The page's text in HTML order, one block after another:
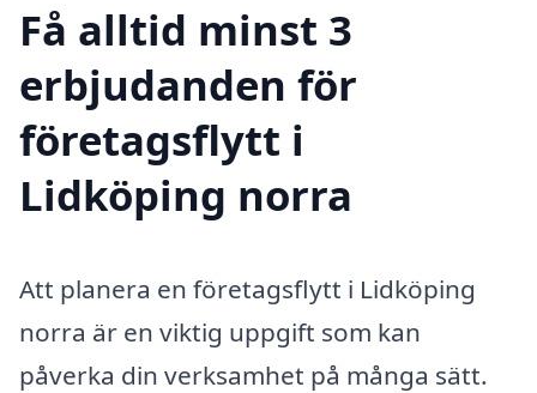
Få alltid minst 3
erbjudanden för
företagsflytt i
Lidköping norra
Att planera en företagsflytt i Lidköping
norra är en viktig uppgift som kan
påverka din verksamhet på många sätt.